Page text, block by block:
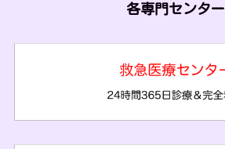
各専門センター